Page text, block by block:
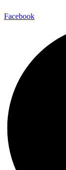
Facebook